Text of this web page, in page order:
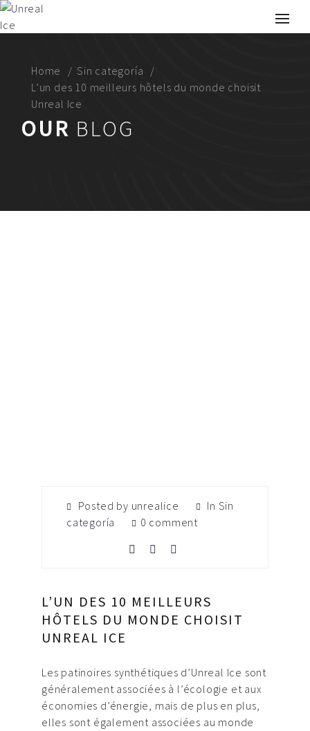
Home
Sin categoría
L’un des 10 meilleurs hôtels du monde choisit
Unreal Ice
OUR BLOG
Posted by unrealice In Sin
categoría
0 comment
L’UN DES 10 MEILLEURS
HÔTELS DU MONDE CHOISIT
UNREAL ICE
Les patinoires synthétiques d’Unreal Ice sont
généralement associées à l’écologie et aux
économies d’énergie, mais de plus en plus,
elles sont également associées au monde